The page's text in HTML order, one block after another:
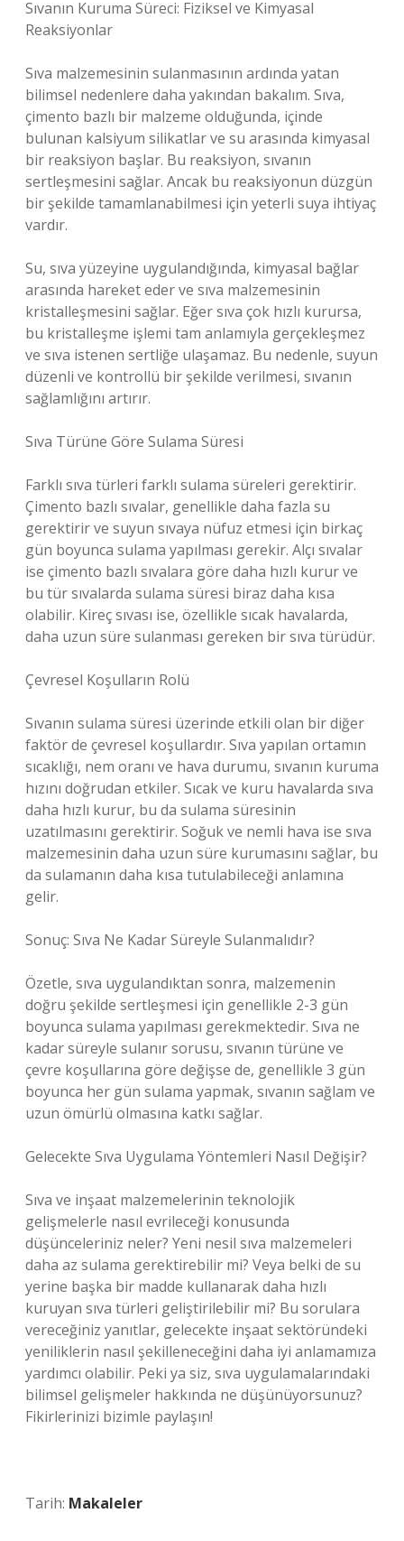
Sıvanın Kuruma Süreci: Fiziksel ve Kimyasal
Reaksiyonlar
Sıva malzemesinin sulanmasının ardında yatan
bilimsel nedenlere daha yakından bakalım. Sıva,
çimento bazlı bir malzeme olduğunda, içinde
bulunan kalsiyum silikatlar ve su arasında kimyasal
bir reaksiyon başlar. Bu reaksiyon, sıvanın
sertleşmesini sağlar. Ancak bu reaksiyonun düzgün
bir şekilde tamamlanabilmesi için yeterli suya ihtiyaç
vardır.
Su, sıva yüzeyine uygulandığında, kimyasal bağlar
arasında hareket eder ve sıva malzemesinin
kristalleşmesini sağlar. Eğer sıva çok hızlı kurursa,
bu kristalleşme işlemi tam anlamıyla gerçekleşmez
ve sıva istenen sertliğe ulaşamaz. Bu nedenle, suyun
düzenli ve kontrollü bir şekilde verilmesi, sıvanın
sağlamlığını artırır.
Sıva Türüne Göre Sulama Süresi
Farklı sıva türleri farklı sulama süreleri gerektirir.
Çimento bazlı sıvalar, genellikle daha fazla su
gerektirir ve suyun sıvaya nüfuz etmesi için birkaç
gün boyunca sulama yapılması gerekir. Alçı sıvalar
ise çimento bazlı sıvalara göre daha hızlı kurur ve
bu tür sıvalarda sulama süresi biraz daha kısa
olabilir. Kireç sıvası ise, özellikle sıcak havalarda,
daha uzun süre sulanması gereken bir sıva türüdür.
Çevresel Koşulların Rolü
Sıvanın sulama süresi üzerinde etkili olan bir diğer
faktör de çevresel koşullardır. Sıva yapılan ortamın
sıcaklığı, nem oranı ve hava durumu, sıvanın kuruma
hızını doğrudan etkiler. Sıcak ve kuru havalarda sıva
daha hızlı kurur, bu da sulama süresinin
uzatılmasını gerektirir. Soğuk ve nemli hava ise sıva
malzemesinin daha uzun süre kurumasını sağlar, bu
da sulamanın daha kısa tutulabileceği anlamına
gelir.
Sonuç: Sıva Ne Kadar Süreyle Sulanmalıdır?
Özetle, sıva uygulandıktan sonra, malzemenin
doğru şekilde sertleşmesi için genellikle 2-3 gün
boyunca sulama yapılması gerekmektedir. Sıva ne
kadar süreyle sulanır sorusu, sıvanın türüne ve
çevre koşullarına göre değişse de, genellikle 3 gün
boyunca her gün sulama yapmak, sıvanın sağlam ve
uzun ömürlü olmasına katkı sağlar.
Gelecekte Sıva Uygulama Yöntemleri Nasıl Değişir?
Sıva ve inşaat malzemelerinin teknolojik
gelişmelerle nasıl evrileceği konusunda
düşünceleriniz neler? Yeni nesil sıva malzemeleri
daha az sulama gerektirebilir mi? Veya belki de su
yerine başka bir madde kullanarak daha hızlı
kuruyan sıva türleri geliştirilebilir mi? Bu sorulara
vereceğiniz yanıtlar, gelecekte inşaat sektöründeki
yeniliklerin nasıl şekilleneceğini daha iyi anlamamıza
yardımcı olabilir. Peki ya siz, sıva uygulamalarındaki
bilimsel gelişmeler hakkında ne düşünüyorsunuz?
Fikirlerinizi bizimle paylaşın!
Tarih: Makaleler